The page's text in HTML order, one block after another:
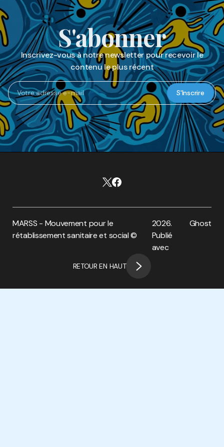
S'abonner
Inscrivez-vous à notre newsletter pour recevoir le
contenu le plus récent
S'Inscrire
MARSS - Mouvement pour le
rétablissement sanitaire et social ©
2026.
Publié
avec
Ghost
RETOUR EN HAUT